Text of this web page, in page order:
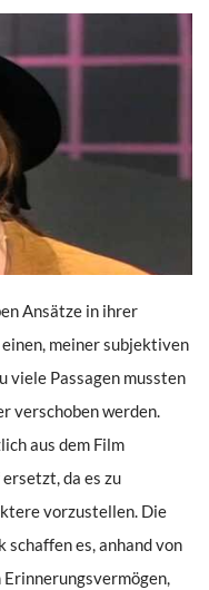
Ansätze in ihrer
meiner subjektiven
viele Passagen mussten
verschoben werden.
aus dem Film
da es zu
vorzustellen. Die
es, anhand von